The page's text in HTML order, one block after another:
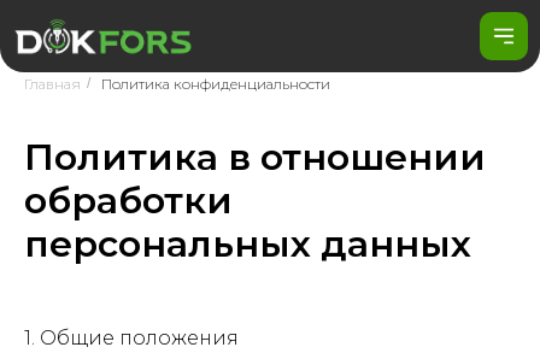
Главная / Политика конфиденциальности
Политика в отношении
обработки
персональных данных
1. Общие положения